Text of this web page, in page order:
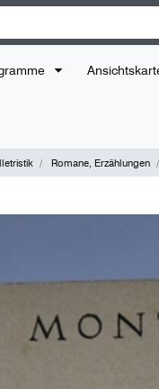
Romane, Erzählungen